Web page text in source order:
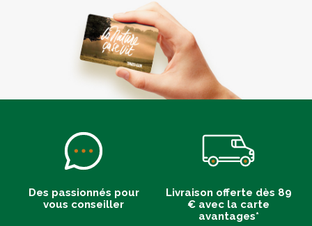
Des passionnés pour
vous conseiller
Livraison offerte dès 89
€ avec la carte
avantages*